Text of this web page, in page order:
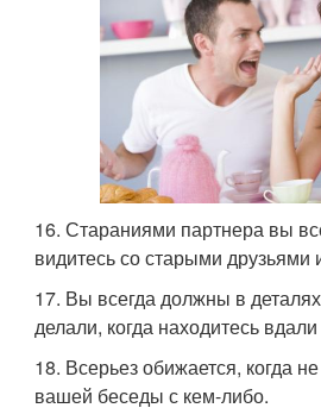
16. Стараниями партнера вы
видитесь со старыми друзьями
17. Вы всегда должны в
делали, когда находитесь вдали
18. Всерьез обижается, когда
вашей беседы с кем-либо.